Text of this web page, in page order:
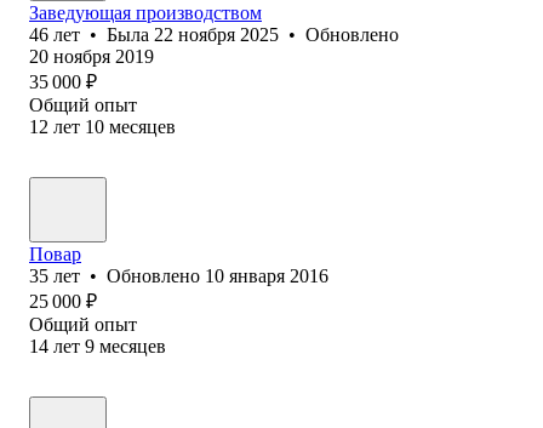
Заведующая производством
46 лет • Была 22 ноября 2025 • Обновлено
20 ноября 2019
35 000 ₽
Общий опыт
12 лет 10 месяцев
Повар
35 лет • Обновлено 10 января 2016
25 000 ₽
Общий опыт
14 лет 9 месяцев